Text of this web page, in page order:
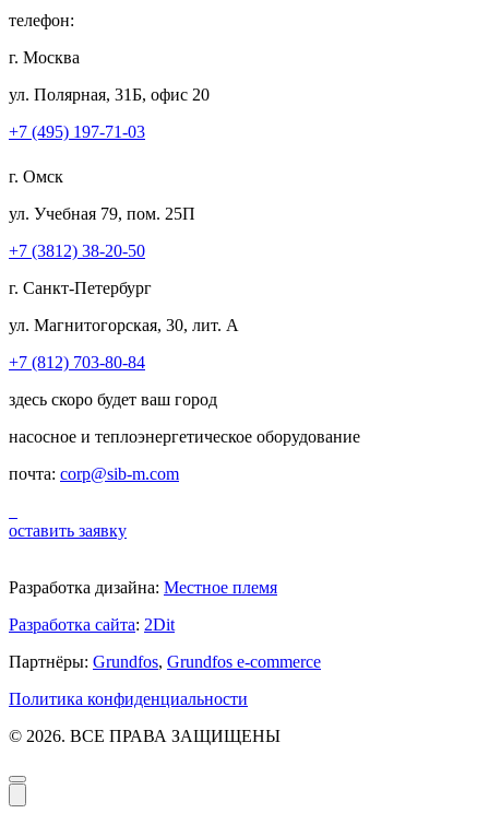
телефон:
г. Москва
ул. Полярная, 31Б, офис 20
+7 (495) 197-71-03
г. Омск
ул. Учебная 79, пом. 25П
+7 (3812) 38-20-50
г. Санкт-Петербург
ул. Магнитогорская, 30, лит. А
+7 (812) 703-80-84
здесь скоро будет ваш город
насосное и теплоэнергетическое оборудование
почта: corp@sib-m.com
оставить заявку
Разработка дизайна: Местное племя
Разработка сайта: 2Dit
Партнёры: Grundfos, Grundfos e-commerce
Политика конфиденциальности
© 2026. ВСЕ ПРАВА ЗАЩИЩЕНЫ